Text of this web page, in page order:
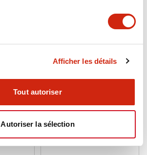
Afficher les détails
Tout autoriser
Autoriser la sélection
Temporisateur 8 broches Plug-In